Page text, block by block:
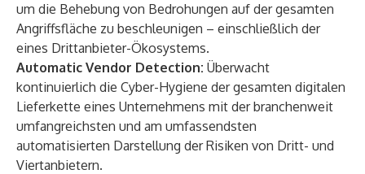
um die Behebung von Bedrohungen auf der gesamten
Angriffsfläche zu beschleunigen – einschließlich der
eines Drittanbieter-Ökosystems.
Automatic Vendor Detection: Überwacht
kontinuierlich die Cyber-Hygiene der gesamten digitalen
Lieferkette eines Unternehmens mit der branchenweit
umfangreichsten und am umfassendsten
automatisierten Darstellung der Risiken von Dritt- und
Viertanbietern.